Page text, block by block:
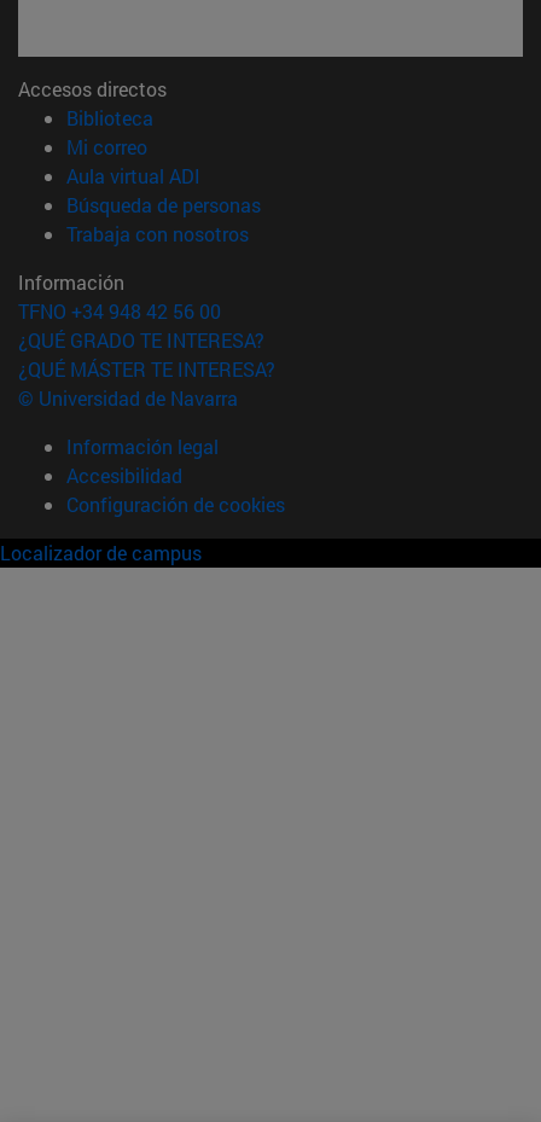
Accesos directos
Biblioteca
Mi correo(abre en nueva ventana)
Aula virtual ADI
Búsqueda de personas(abre en nueva ventana)
Trabaja con nosotros(abre en nueva ventana)
Información
TFNO +34 948 42 56 00
¿QUÉ GRADO TE INTERESA?
¿QUÉ MÁSTER TE INTERESA?
© Universidad de Navarra
Información legal
Accesibilidad
Configuración de cookies
Localizador de campus